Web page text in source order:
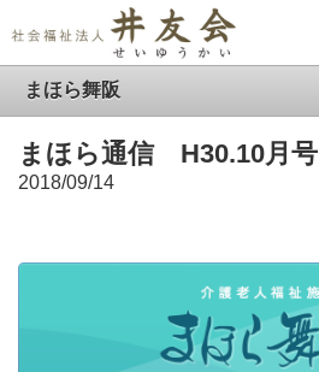
まほら舞阪
まほら通信 H30.10月号
2018/09/14